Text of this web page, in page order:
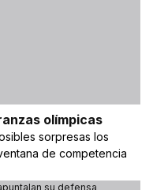
olímpicas
sorpresas los
de competencia